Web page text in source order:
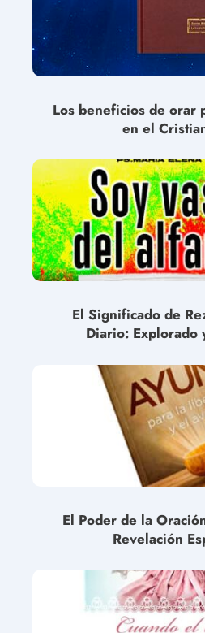
Los beneficios de orar
en el
El Significado de
Diario: Explorado
El Poder de la
Revelación